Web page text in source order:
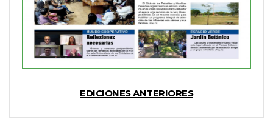
EDICIONES ANTERIORES